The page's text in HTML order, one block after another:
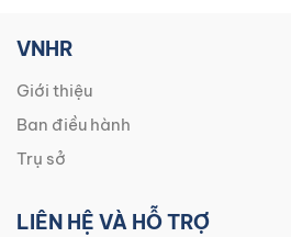
VNHR
Giới thiệu
Ban điều hành
Trụ sở
LIÊN HỆ VÀ HỖ TRỢ